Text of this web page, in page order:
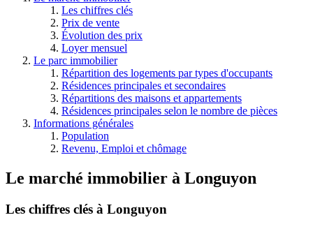
Les chiffres clés
Prix de vente
Évolution des prix
Loyer mensuel
Le parc immobilier
Répartition des logements par types d'occupants
Résidences principales et secondaires
Répartitions des maisons et appartements
Résidences principales selon le nombre de pièces
Informations générales
Population
Revenu, Emploi et chômage
Le marché immobilier à Longuyon
Les chiffres clés à Longuyon